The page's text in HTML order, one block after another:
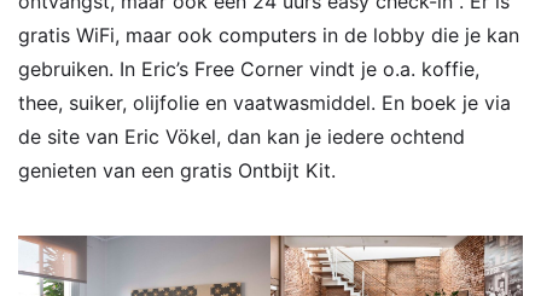
gratis WiFi, maar ook computers in de lobby die je kan
gebruiken. In Eric’s Free Corner vindt je o.a. koffie,
thee, suiker, olijfolie en vaatwasmiddel. En boek je via
de site van Eric Vökel, dan kan je iedere ochtend
genieten van een gratis Ontbijt Kit.